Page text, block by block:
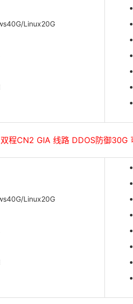
Linux20G
程CN2 GIA 线路 DDOS防御30G
Linux20G